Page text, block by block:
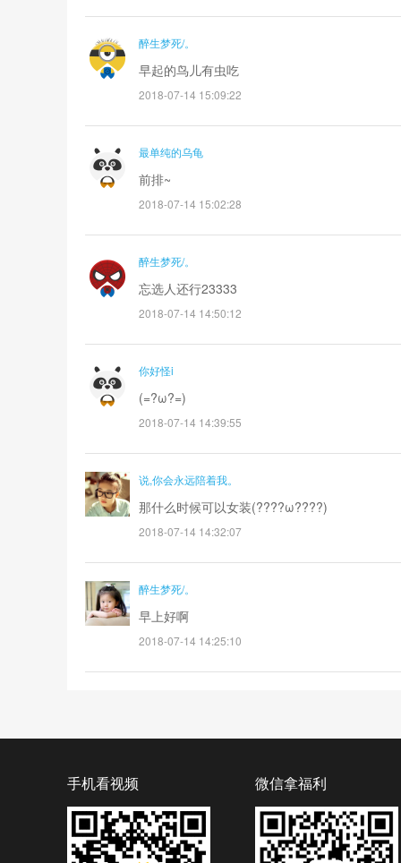
醉生梦死/。
早起的鸟儿有虫吃
2018-07-14 15:09:22
最单纯的乌龟
前排~
2018-07-14 15:02:28
醉生梦死/。
忘选人还行23333
2018-07-14 14:50:12
你好怪i
(=?ω?=)
2018-07-14 14:39:55
说,你会永远陪着我。
那什么时候可以女装(????ω????)
2018-07-14 14:32:07
醉生梦死/。
早上好啊
2018-07-14 14:25:10
手机看视频 微信拿福利